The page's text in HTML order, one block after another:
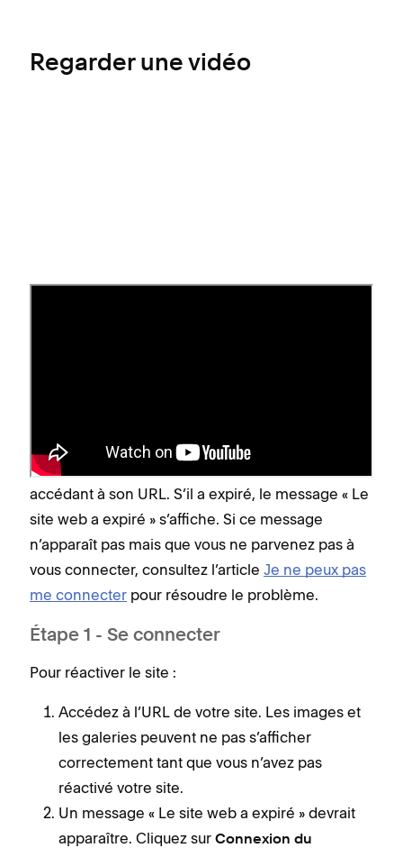
Regarder une vidéo
vous ne savez pas si votre site web est annulé ou
s’il est arrivé à expiration, vous pouvez le savoir en
accédant à son URL. S’il a expiré, le message « Le
site web a expiré » s’affiche. Si ce message
n’apparaît pas mais que vous ne parvenez pas à
vous connecter, consultez l’article Je ne peux pas
me connecter pour résoudre le problème.
Étape 1 - Se connecter
Pour réactiver le site :
Accédez à l’URL de votre site. Les images et
les galeries peuvent ne pas s’afficher
correctement tant que vous n’avez pas
réactivé votre site.
Un message « Le site web a expiré » devrait
apparaître. Cliquez sur Connexion du